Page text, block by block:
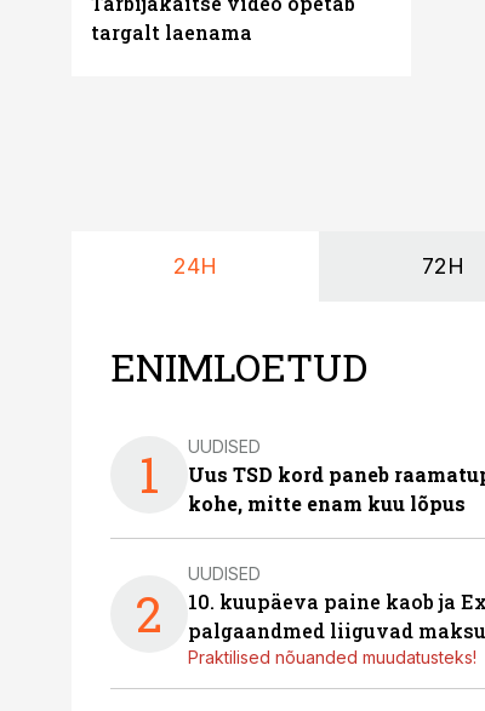
targalt laenama
24H 72H
ENIMLOETUD
1 UUDISED
Uus TSD kord paneb
kohe, mitte enam kuu lõpus
2
UUDISED
10. kuupäeva paine kaob ja
palgaandmed liiguvad
Praktilised nõuanded muudatusteks!